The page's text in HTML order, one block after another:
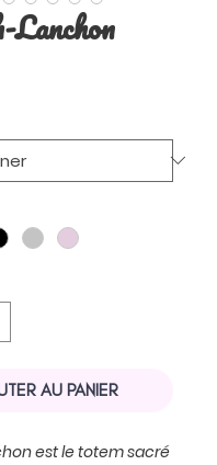
AU PANIER
est le totem sacré